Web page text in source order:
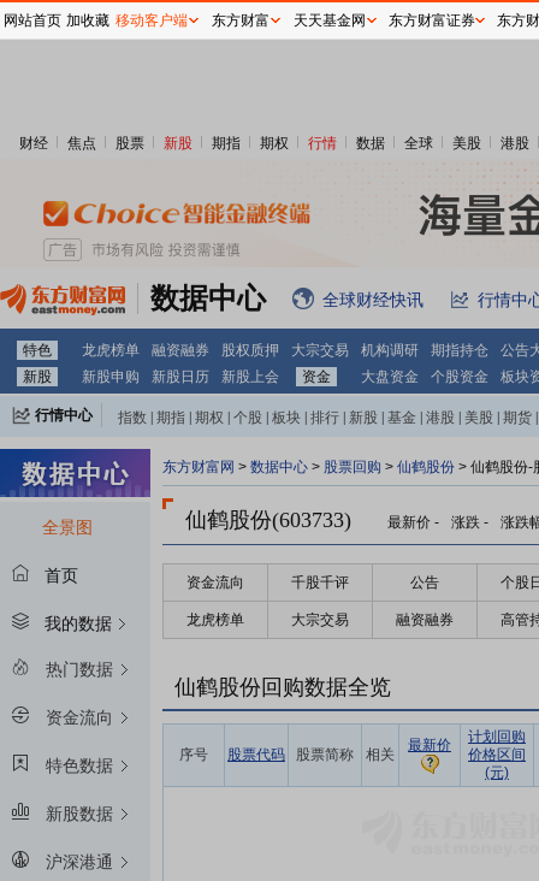
财经 焦点 股票 新股 期指 期权 行情 数据 全球 美股 港股
数据中心 全球财经快讯 行情中
特色 龙虎榜单 融资融券 股权质押 大宗交易 机构调研 期指持仓
公告
新股
新股申购 新股日历 新股上会 资金 大盘资金 个股资金 板块
行情中心 指数 期指 期权 个股 板块 排行 新股 基金 港股 美股 期货
全景图
首页
我的数据
热门数据
资金流向
特色数据
新股数据
沪深港通
东方财富网 > 数据中心 > 股票回购 > 仙鹤股份 > 仙鹤股份-
仙鹤股份(603733) 最新价 - 涨跌 - 涨跌
资金流向 千股千评 公告 个股
龙虎榜单 大宗交易 融资融券 高管
仙鹤股份回购数据全览
序号 股票代码 股票简称 相关
最新价
计划回购
价格区间
(元)
网站首页 加收藏 移动客户端 东方财富 天天基金网 东方财富证券 东方